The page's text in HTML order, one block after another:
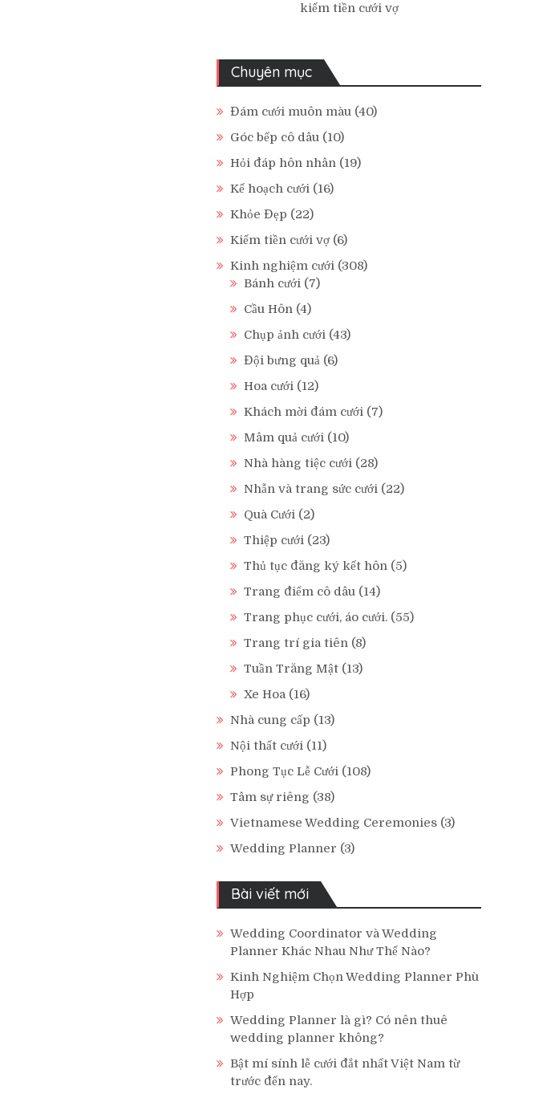
kiếm tiền cưới vợ
Chuyên mục
Đám cưới muôn màu (40)
Góc bếp cô dâu (10)
Hỏi đáp hôn nhân (19)
Kế hoạch cưới (16)
Khỏe Đẹp (22)
Kiếm tiền cưới vợ (6)
Kinh nghiệm cưới (308)
Bánh cưới (7)
Cầu Hôn (4)
Chụp ảnh cưới (43)
Đội bưng quả (6)
Hoa cưới (12)
Khách mời đám cưới (7)
Mâm quả cưới (10)
Nhà hàng tiệc cưới (28)
Nhẫn và trang sức cưới (22)
Quà Cưới (2)
Thiệp cưới (23)
Thủ tục đăng ký kết hôn (5)
Trang điểm cô dâu (14)
Trang phục cưới, áo cưới. (55)
Trang trí gia tiên (8)
Tuần Trăng Mật (13)
Xe Hoa (16)
Nhà cung cấp (13)
Nội thất cưới (11)
Phong Tục Lễ Cưới (108)
Tâm sự riêng (38)
Vietnamese Wedding Ceremonies (3)
Wedding Planner (3)
Bài viết mới
Wedding Coordinator và Wedding
Planner Khác Nhau Như Thế Nào?
Kinh Nghiệm Chọn Wedding Planner Phù
Hợp
Wedding Planner là gì? Có nên thuê
wedding planner không?
Bật mí sính lễ cưới đắt nhất Việt Nam từ
trước đến nay.